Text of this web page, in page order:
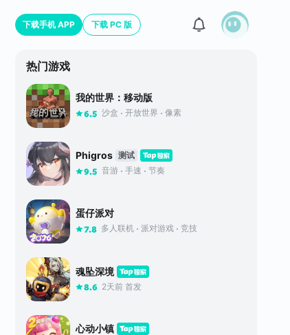
下载手机 APP 下载 PC 版
热门游戏
我的世界：移动版
6.5 沙盒 开放世界 像素
Phigros 测试
9.5 音游 手速 节奏
蛋仔派对
7.8 多人联机 派对游戏 竞技
魂坠深境
8.6 2天前 首发
心动小镇